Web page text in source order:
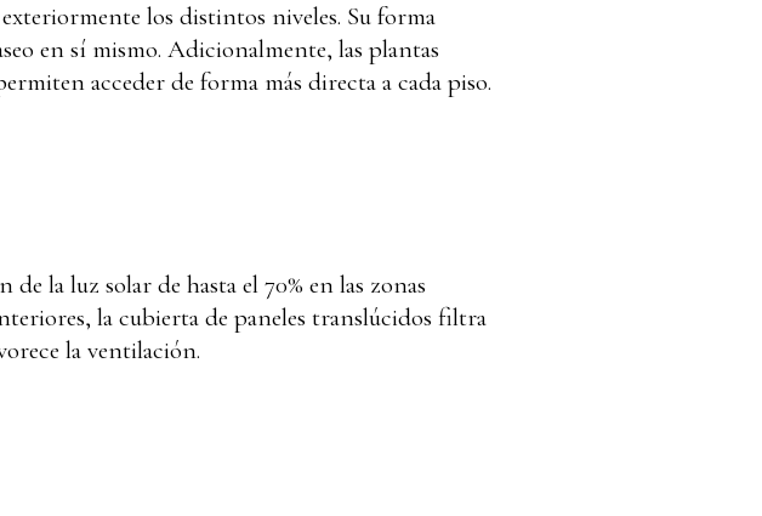
los distintos niveles. Su forma
en sí mismo. Adicionalmente, las plantas
acceder de forma más directa a cada piso.
la luz solar de hasta el 70% en las zonas
la cubierta de paneles translúcidos filtra
la ventilación.